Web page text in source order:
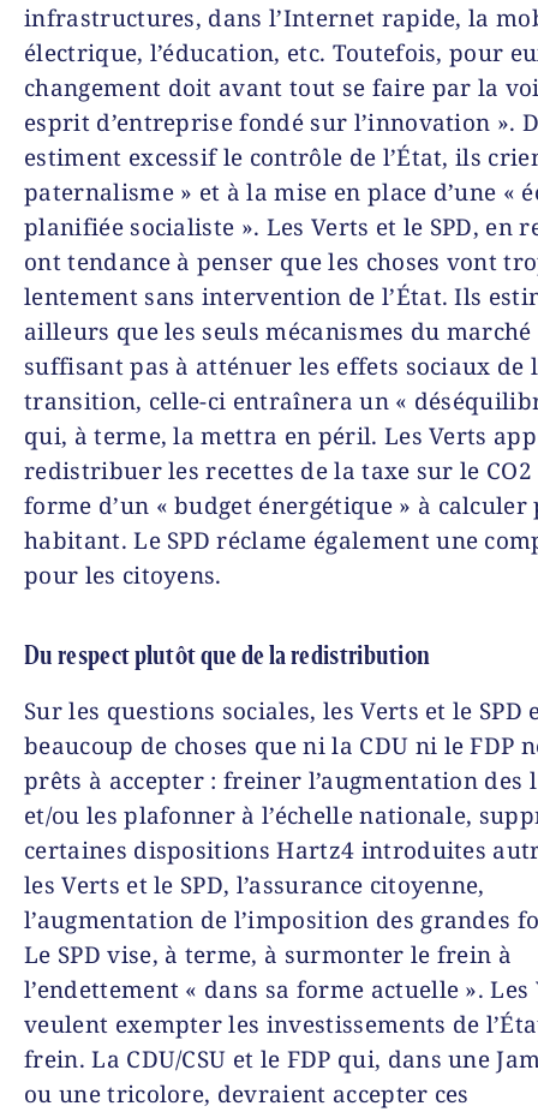
infrastructures, dans l’Internet rapide, la
électrique, l’éducation, etc. Toutefois, pour
changement doit avant tout se faire par la
esprit d’entreprise fondé sur l’innovation ».
estiment excessif le contrôle de l’État, ils
paternalisme » et à la mise en place d’une «
planifiée socialiste ». Les Verts et le SPD, en
ont tendance à penser que les choses vont
lentement sans intervention de l’État. Ils
ailleurs que les seuls mécanismes du marché
suffisant pas à atténuer les effets sociaux de
transition, celle-ci entraînera un «
qui, à terme, la mettra en péril. Les Verts
redistribuer les recettes de la taxe sur le CO2
forme d’un « budget énergétique » à calculer
habitant. Le SPD réclame également une
pour les citoyens.
Du respect plutôt que de la redistribution
Sur les questions sociales, les Verts et le SPD
beaucoup de choses que ni la CDU ni le FDP
prêts à accepter : freiner l’augmentation des
et/ou les plafonner à l’échelle nationale,
certaines dispositions Hartz4 introduites
les Verts et le SPD, l’assurance citoyenne,
l’augmentation de l’imposition des grandes
Le SPD vise, à terme, à surmonter le frein à
l’endettement « dans sa forme actuelle ». Les
veulent exempter les investissements de
frein. La CDU/CSU et le FDP qui, dans une
ou une tricolore, devraient accepter ces